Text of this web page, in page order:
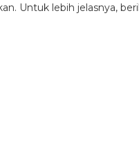
Untuk lebih jelasnya,